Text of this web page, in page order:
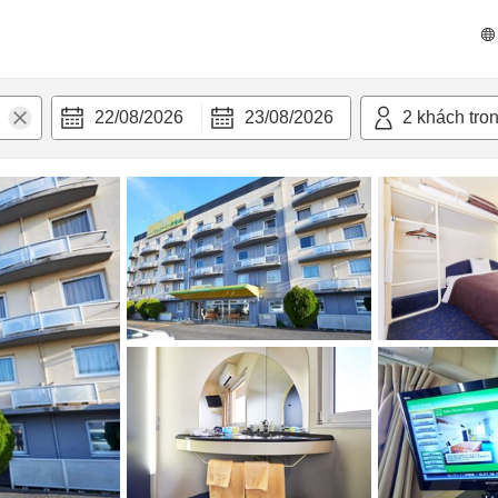
22/08/2026 23/08/2026 2 khách
bật Tiện nghi